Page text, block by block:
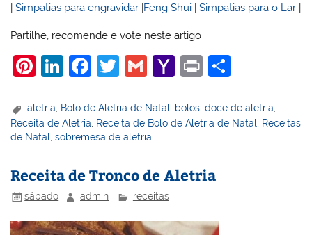
|Simpatias para engravidar |Feng Shui |Simpatias para o Lar |
Partilhe, recomende e vote neste artigo
Pi
er
e
st
Li
k
e
dI
n
F
c
e
b
o
o
k
T
itt
er
G
ai
l
Y
h
o
o
M
l
Pr
t
ar
e
aletria, Bolo de Aletria de Natal, bolos,doce de aletria,
Receita de Aletria
Receita de Bolo de Aletria de Natal
Receitas
de Natal ,sobremesa de aletria
Receita de Tronco de Aletria
sábado admin receitas